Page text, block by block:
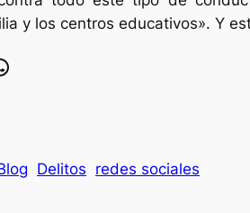
y los centros educativos». Y
Delitos redes sociales